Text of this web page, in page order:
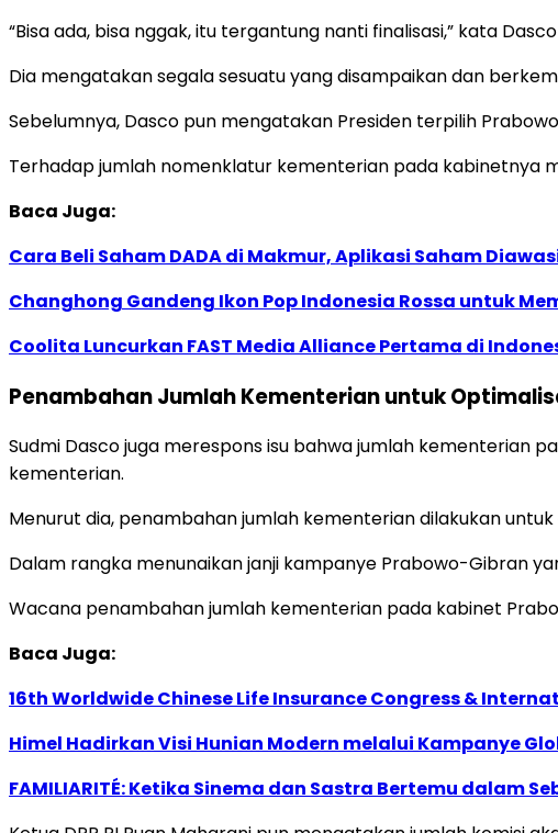
“Bisa ada, bisa nggak, itu tergantung nanti finalisasi,” kata
Dia mengatakan segala sesuatu yang disampaikan dan
Sebelumnya, Dasco pun mengatakan Presiden terpilih
Terhadap jumlah nomenklatur kementerian pada kabinetnya
Baca Juga:
Cara Beli Saham DADA di Makmur, Aplikasi Saham
Changhong Gandeng Ikon Pop Indonesia Rossa untuk
Coolita Luncurkan FAST Media Alliance Pertama di
Penambahan Jumlah Kementerian untuk
Sudmi Dasco juga merespons isu bahwa jumlah
kementerian.
Menurut dia, penambahan jumlah kementerian dilakukan
Dalam rangka menunaikan janji kampanye Prabowo-Gibran
Wacana penambahan jumlah kementerian pada kabinet
Baca Juga:
16th Worldwide Chinese Life Insurance Congress &
Himel Hadirkan Visi Hunian Modern melalui Kampanye
FAMILIARITÉ: Ketika Sinema dan Sastra Bertemu dalam